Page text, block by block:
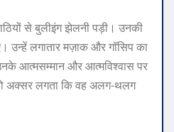
से बुलीइंग झेलनी पड़ी। उनकी
उन्हें लगातार मज़ाक और गॉसिप का
आत्मसम्मान और आत्मविश्वास पर
अक्सर लगता कि वह अलग-थलग